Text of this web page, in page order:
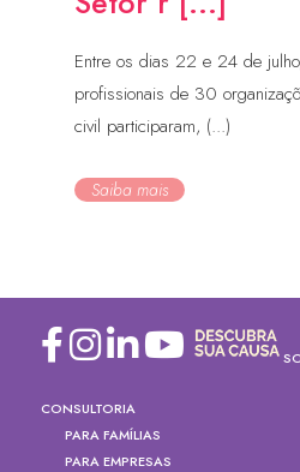
Entre os dias 22 e 24 de
profissionais de 30
civil participaram, (...)
Saiba mais
CONSULTORIA
PARA FAMÍLIAS
PARA EMPRESAS